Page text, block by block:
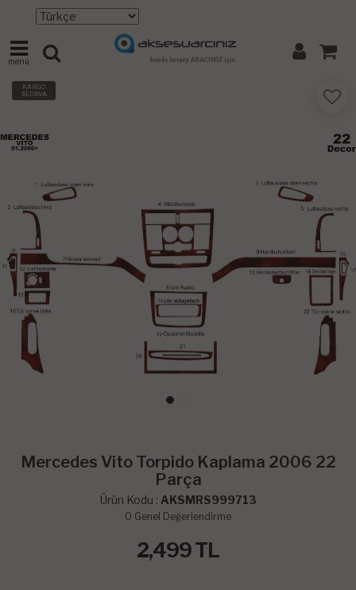
menü
KARGO
BEDAVA
Mercedes Vito Torpido Kaplama 2006 22
Parça
Ürün Kodu : AKSMRS999713
0 Genel Değerlendirme
2,499TL